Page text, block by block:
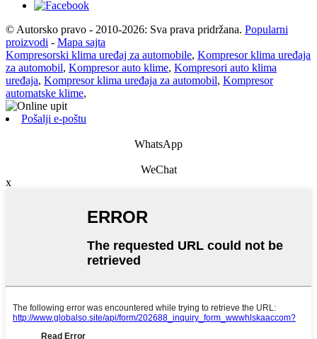
© Autorsko pravo - 2010-2026: Sva prava pridržana. Popularni
proizvodi - Mapa sajta
Kompresorski klima uređaj za automobile, Kompresor klima uređaja
za automobil, Kompresor auto klime, Kompresori auto klima
uređaja, Kompresor klima uređaja za automobil, Kompresor
automatske klime,
Pošalji e-poštu
WhatsApp
WeChat
x